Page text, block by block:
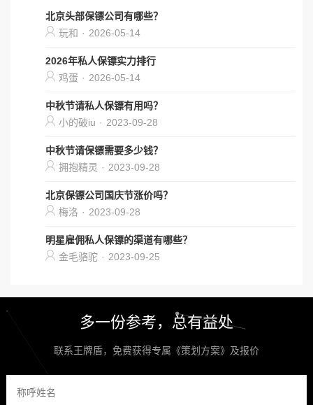
北京头部保镖公司有哪些？
玩和 · 2026-05-14
2026年私人保镖实力排行
鸡蛋 · 2026-05-14
中秋节请私人保镖有用吗？
小的破iu · 2023-09-28
中秋节请保镖需要多少钱？
拥抱精灵 · 2023-09-28
北京保镖公司国庆节涨价吗？
梅洛 · 2023-09-28
明星雇佣私人保镖的渠道有哪些？
金毛骆驼 · 2023-09-25
多一份参考，总有益处
联系王牌盾，免费获得专属《策划方案》及报价